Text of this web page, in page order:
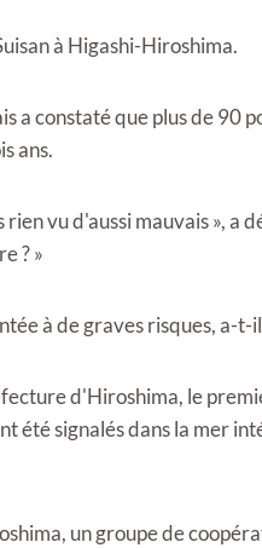
à Higashi-Hiroshima.
a constaté que plus de 90
ans.
rien vu d'aussi mauvais », a
? »
à de graves risques, a-t-
d'Hiroshima, le
été signalés dans la mer
un groupe de